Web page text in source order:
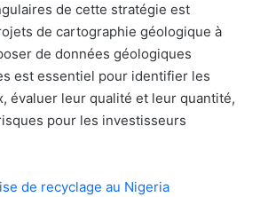
de cette stratégie est
de cartographie géologique à
de données géologiques
est essentiel pour identifier les
évaluer leur qualité et leur quantité,
pour les investisseurs
de recyclage au Nigeria